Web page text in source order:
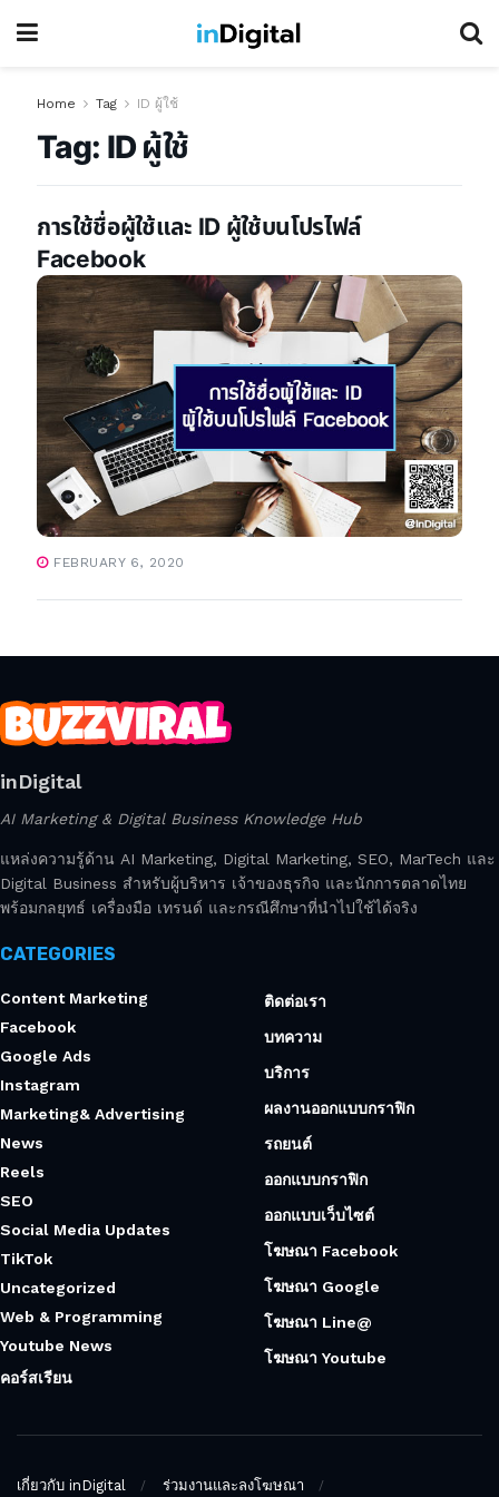
Home Tag ID ผู้ใช้
Tag: ID ผู้ใช้
การใช้ชื่อผู้ใช้และ ID ผู้ใช้บนโปรไฟล์
Facebook
FEBRUARY 6, 2020
inDigital
AI Marketing & Digital Business Knowledge Hub
แหล่งความรู้ด้าน AI Marketing, Digital Marketing, SEO, MarTech และ
Digital Business สำหรับผู้บริหาร เจ้าของธุรกิจ และนักการตลาดไทย
พร้อมกลยุทธ์ เครื่องมือ เทรนด์ และกรณีศึกษาที่นำไปใช้ได้จริง
CATEGORIES
Content Marketing
Facebook
Google Ads
Instagram
Marketing& Advertising
News
Reels
SEO
Social Media Updates
TikTok
Uncategorized
Web & Programming
Youtube News
คอร์สเรียน
ติดต่อเรา
บทความ
บริการ
ผลงานออกแบบกราฟิก
รถยนต์
ออกแบบกราฟิก
ออกแบบเว็บไซต์
โฆษณา Facebook
โฆษณา Google
โฆษณา Line@
โฆษณา Youtube
เกี่ยวกับ inDigital ร่วมงานและลงโฆษณา